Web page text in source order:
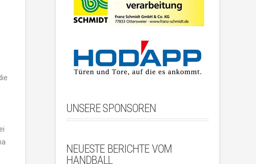
UNSERE SPONSOREN
NEUESTE BERICHTE VOM
HANDBALL